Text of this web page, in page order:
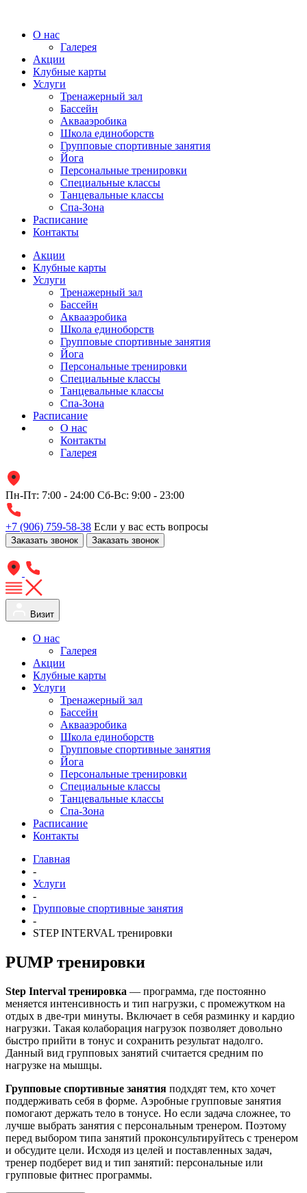
О нас
Галерея
Акции
Клубные карты
Услуги
Тренажерный зал
Бассейн
Аквааэробика
Школа единоборств
Групповые спортивные занятия
Йога
Персональные тренировки
Специальные классы
Танцевальные классы
Спа-Зона
Расписание
Контакты
Акции
Клубные карты
Услуги
Тренажерный зал
Бассейн
Аквааэробика
Школа единоборств
Групповые спортивные занятия
Йога
Персональные тренировки
Специальные классы
Танцевальные классы
Спа-Зона
Расписание
О нас
Контакты
Галерея
Пн-Пт: 7:00 - 24:00 Сб-Вс: 9:00 - 23:00
+7 (906) 759-58-38 Если у вас есть вопросы
Заказать звонок Заказать звонок
Визит
О нас
Галерея
Акции
Клубные карты
Услуги
Тренажерный зал
Бассейн
Аквааэробика
Школа единоборств
Групповые спортивные занятия
Йога
Персональные тренировки
Специальные классы
Танцевальные классы
Спа-Зона
Расписание
Контакты
Главная
-
Услуги
-
Групповые спортивные занятия
-
STEP INTERVAL тренировки
PUMP тренировки
Step Interval тренировка — программа, где постоянно
меняется интенсивность и тип нагрузки, с промежутком на
отдых в две-три минуты. Включает в себя разминку и кардио
нагрузки. Такая колаборация нагрузок позволяет довольно
быстро прийти в тонус и сохранить результат надолго.
Данный вид групповых занятий считается средним по
нагрузке на мышцы.
Групповые спортивные занятия подхдят тем, кто хочет
поддерживать себя в форме. Аэробные групповые занятия
помогают держать тело в тонусе. Но если задача сложнее, то
лучше выбрать занятия с персональным тренером. Поэтому
перед выбором типа занятий проконсультируйтесь с тренером
и обсудите цели. Исходя из целей и поставленных задач,
тренер подберет вид и тип занятий: персональные или
групповые фитнес программы.